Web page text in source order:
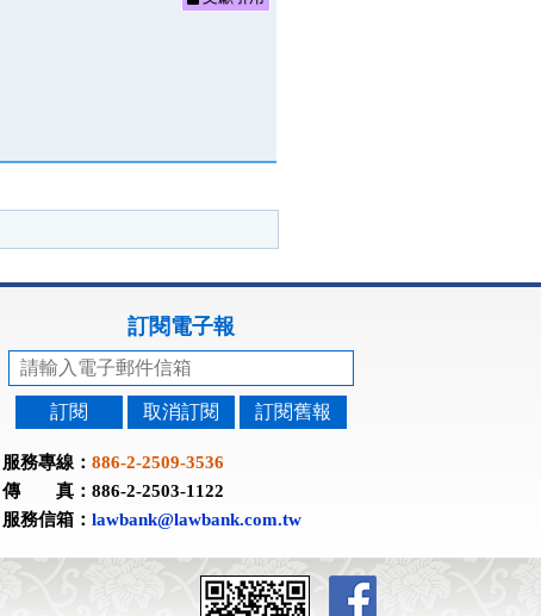
訂閱電子報
訂閱 取消訂閱 訂閱舊報
服務專線： 886-2-2509-3536
傳 真：886-2-2503-1122
服務信箱： lawbank@lawbank.com.tw